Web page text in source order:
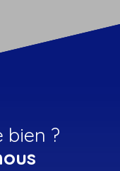
bien ?